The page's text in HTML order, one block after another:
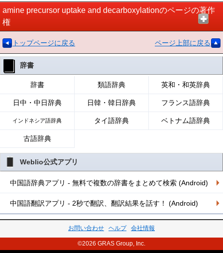
amine precursor uptake and decarboxylationのページの著作
権
トップページに戻る ページ上部に戻る
辞書
辞書 類語辞典 英和・和英辞典
日中・中日辞典 日韓・韓日辞典 フランス語辞典
インドネシア語辞典 タイ語辞典 ベトナム語辞典
古語辞典
Weblio公式アプリ
中国語辞典アプリ - 無料で複数の辞書をまとめて検索 (Android)
中国語翻訳アプリ - 2秒で翻訳、翻訳結果を話す！ (Android)
お問い合わせ ヘルプ 会社情報
©2026 GRAS Group, Inc.